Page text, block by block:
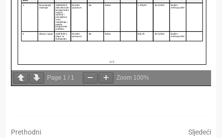
Page 1 / 1 Zoom 100%
Prethodni Sljedeći